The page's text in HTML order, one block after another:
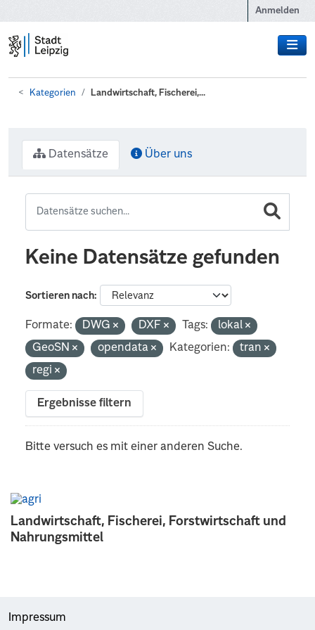
Anmelden
Kategorien Landwirtschaft, Fischerei,...
Landwirtschaft, Fischerei, Forstwirtschaft und
Nahrungsmittel
Datensätze Über uns
Keine Datensätze gefunden
Sortieren nach
Formate: DWG DXF Tags:
lokal
GeoSN
opendata Kategorien:
tran
regi
Ergebnisse filtern
Bitte versuch es mit einer anderen Suche.
Impressum